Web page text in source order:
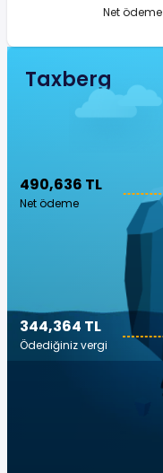
Net ödeme
Taxberg
490,636 TL
Net ödeme
344,364 TL
Ödediğiniz vergi